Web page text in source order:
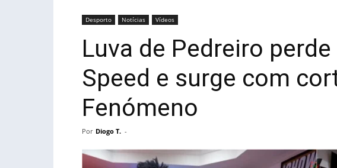
Desporto Notícias Vídeos
Luva de Pedreiro
Speed e surge com
Fenómeno
Por Diogo T. -